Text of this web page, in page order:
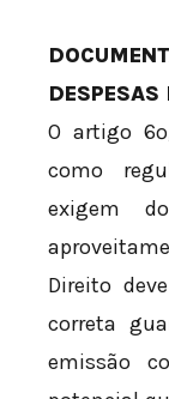
O artigo
como
exigem
Direito
correta
emissão